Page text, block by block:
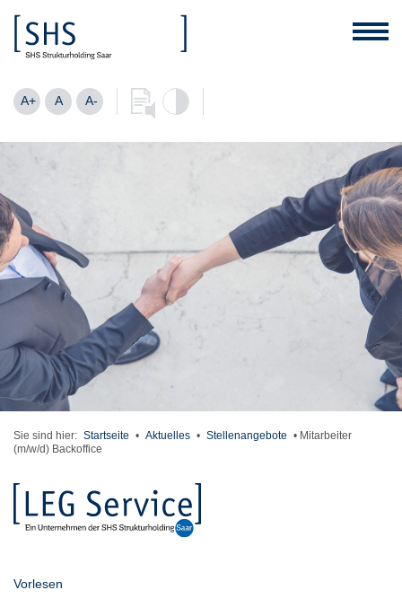
A+ A A-
Sie sind hier: Startseite • Aktuelles • Stellenangebote • Mitarbeiter
(m/w/d) Backoffice
Vorlesen